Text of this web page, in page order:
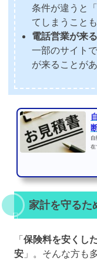
条件が違うと
てしまうことも
電話営業が来
一部のサイト
が来ることが
在
家計を守るた
「 保険料を安くし
安 」。そんな方も